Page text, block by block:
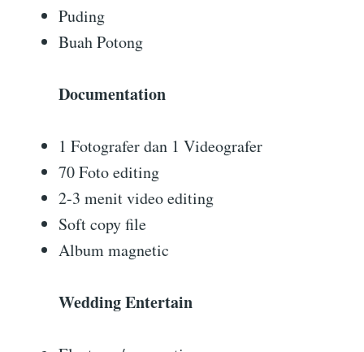
Puding
Buah Potong
Documentation
1 Fotografer dan 1 Videografer
70 Foto editing
2-3 menit video editing
Soft copy file
Album magnetic
Wedding Entertain